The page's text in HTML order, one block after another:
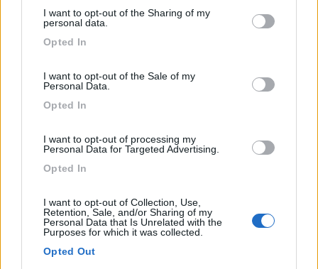
not limited to your visit or usage behaviour. You may click to
use your data for below specified purposes in below Google
I want to opt-out of the Sharing of my
personal data.
Opted In
I want to opt-out of the Sale of my
Personal Data.
Opted In
I want to opt-out of processing my
Personal Data for Targeted Advertising.
Opted In
I want to opt-out of Collection, Use,
Retention, Sale, and/or Sharing of my
Personal Data that Is Unrelated with the
Purposes for which it was collected.
Opted Out
Il German Design Award si aggiunge ad una serie
di premiazioni che l’iSmove ha già potuto
Award per la categoria design interni, un Red Dot
Award per l’eccellente design del prodotto, un
Plus X Award per la qualità, design, funzionalità e
categoria Best of Best ‘21. Inoltre la rivista
olandes del settore di veicoli ricreazionali NKC
2021. Lo stesso premio l’ha ottenuto anche dalla